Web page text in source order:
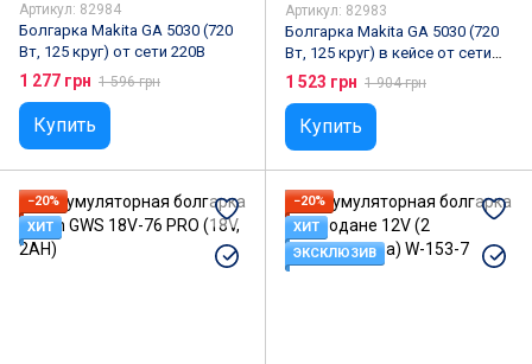
Артикул: 82984
Болгарка Makita GA 5030 (720
Вт, 125 круг) от сети 220В
1 277 грн 1 596 грн
Купить
Артикул: 82983
Болгарка Makita GA 5030 (720
Вт, 125 круг) в кейсе от сети
220В
1 523 грн 1 904 грн
Купить
−20%
ХИТ
−20%
ХИТ
ЭКСКЛЮЗИВ